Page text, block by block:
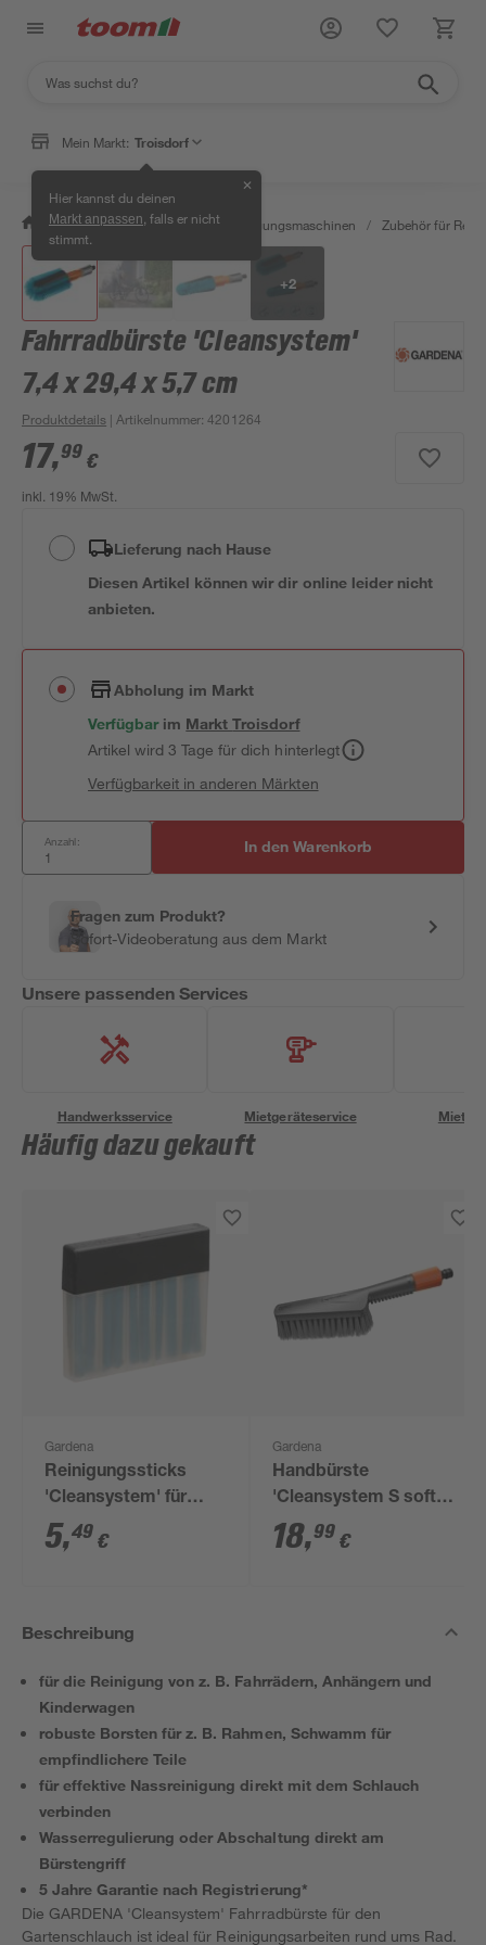
Mein Markt: Troisdorf
Hier kannst du deinen
Markt anpassen , falls er nicht
stimmt.
✕
/ Werkstatt & Maschinen / Reinigungsmaschinen / Zubehör für
+2
Fahrradbürste 'Cleansystem'
7,4 x 29,4 x 5,7 cm
Produktdetails | Artikelnummer:4201264
17,99 €
inkl. 19% MwSt.
Lieferung nach Hause
Diesen Artikel können wir dir online leider nicht
anbieten.
Abholung im Markt
Verfügbar im MarktTroisdorf
Artikel wird 3 Tage für dich hinterlegt
Verfügbarkeit in anderen Märkten
Anzahl: In den Warenkorb
Fragen zum Produkt?
Sofort-Videoberatung aus dem Markt
Unsere passenden Services
Handwerksservice Mietgeräteservice
Häufig dazu gekauft
Gardena
Reinigungssticks
'Cleansystem' für
wasserführende
Handbürsten 10 Stück
5,49 €
Gardena
Handbürste
'Cleansystem S soft'
7,1 x 10,3 x 30,2 cm
18,99 €
Beschreibung
für die Reinigung von z. B. Fahrrädern, Anhängern und
Kinderwagen
robuste Borsten für z. B. Rahmen, Schwamm für
empfindlichere Teile
für effektive Nassreinigung direkt mit dem Schlauch
verbinden
Wasserregulierung oder Abschaltung direkt am
Bürstengriff
5 Jahre Garantie nach Registrierung*
Die GARDENA 'Cleansystem' Fahrradbürste für den
Gartenschlauch ist ideal für Reinigungsarbeiten rund ums Rad.